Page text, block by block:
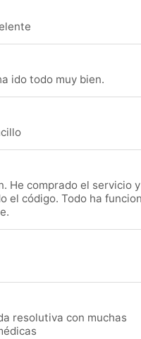
ido todo muy bien.
He comprado el servicio
el código. Todo ha
resolutiva con muchas